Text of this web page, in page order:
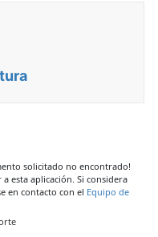
solicitado no encontrado!
esta aplicación. Si considera
en contacto con el Equipo de